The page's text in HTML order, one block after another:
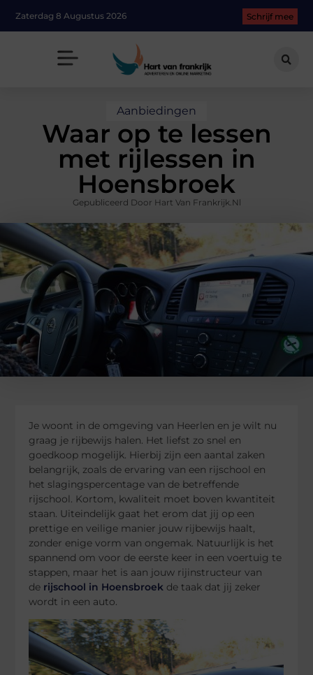
Zaterdag 8 Augustus 2026 Schrijf mee
Aanbiedingen
Waar op te lessen
met rijlessen in
Hoensbroek
Gepubliceerd Door Hart Van Frankrijk.nl
Je woont in de omgeving van Heerlen en je wilt nu
graag je rijbewijs halen. Het liefst zo snel en
goedkoop mogelijk. Hierbij zijn een aantal zaken
belangrijk, zoals de ervaring van een rijschool en
het slagingspercentage van de betreffende
rijschool. Kortom, kwaliteit moet boven kwantiteit
staan. Uiteindelijk gaat het erom dat jij op een
prettige en veilige manier jouw rijbewijs haalt,
zonder enige vorm van ongemak. Natuurlijk is het
spannend om voor de eerste keer in een voertuig te
stappen, maar het is aan jouw rijinstructeur van
de rijschool in Hoensbroek de taak dat jij zeker
wordt in een auto.